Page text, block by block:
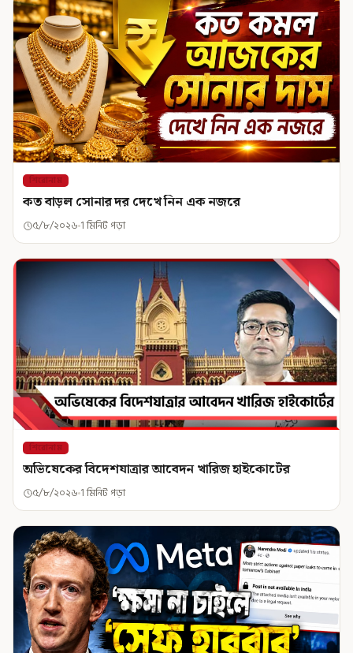
শিরোনাম
কত বাড়ল সোনার দর দেখে নিন এক নজরে
৫/৮/২০২৬ 1 মিনিট পড়া
শিরোনাম
অভিষেকের বিদেশযাত্রার আবেদন খারিজ হাইকোর্টের
৫/৮/২০২৬ 1 মিনিট পড়া